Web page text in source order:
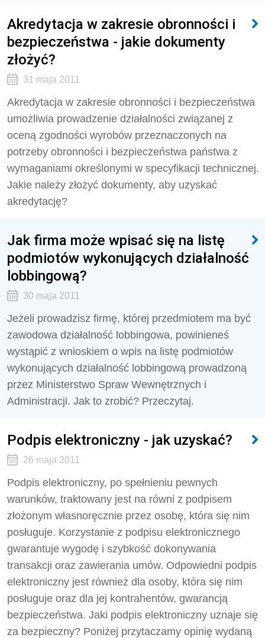
Akredytacja w zakresie obronności i
bezpieczeństwa - jakie dokumenty
złożyć?
31 maja 2011
Akredytacja w zakresie obronności i bezpieczeństwa
umożliwia prowadzenie działalności związanej z
oceną zgodności wyrobów przeznaczonych na
potrzeby obronności i bezpieczeństwa państwa z
wymaganiami określonymi w specyfikacji technicznej.
Jakie należy złożyć dokumenty, aby uzyskać
akredytację?
Jak firma może wpisać się na listę
podmiotów wykonujących działalność
lobbingową?
30 maja 2011
Jeżeli prowadzisz firmę, której przedmiotem ma być
zawodowa działalność lobbingowa, powinieneś
wystąpić z wnioskiem o wpis na listę podmiotów
wykonujących działalność lobbingową prowadzoną
przez Ministerstwo Spraw Wewnętrznych i
Administracji. Jak to zrobić? Przeczytaj.
Podpis elektroniczny - jak uzyskać?
26 maja 2011
Podpis elektroniczny, po spełnieniu pewnych
warunków, traktowany jest na równi z podpisem
złożonym własnoręcznie przez osobę, która się nim
posługuje. Korzystanie z podpisu elektronicznego
gwarantuje wygodę i szybkość dokonywania
transakcji oraz zawierania umów. Odpowiedni podpis
elektroniczny jest również dla osoby, która się nim
posługuje oraz dla jej kontrahentów, gwarancją
bezpieczeństwa. Jaki podpis elektroniczny uznaje się
za bezpieczny? Poniżej przytaczamy opinię wydaną